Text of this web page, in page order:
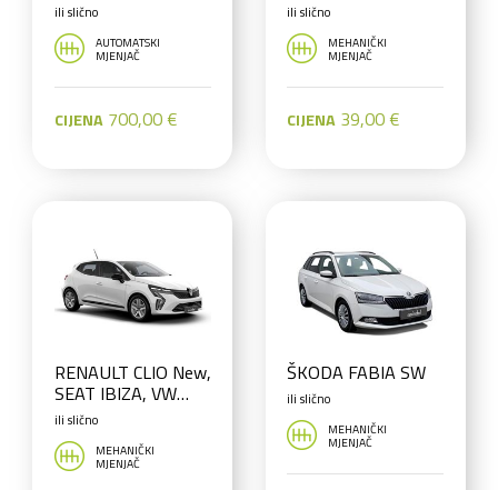
ili slično
AUTOMATSKI
MJENJAČ
CIJENA700,00 €
ili slično
MEHANIČKI
MJENJAČ
CIJENA 39,00 €
RENAULT CLIO New,
SEAT IBIZA, VW
POLO, OPEL
CORSA, DACIA
SANDERO
ili slično
MEHANIČKI
MJENJAČ
ŠKODA FABIA SW
ili slično
MEHANIČKI
MJENJAČ